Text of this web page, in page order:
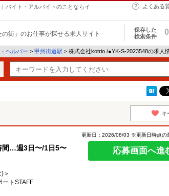
バイト・アルバイトのことならイ
よくある
の街」のお仕事が探せる求人サイト
保存した
検索条件
0
ヘルパー > 甲州街道駅 > 株式会社kotrio /●YK-S-2023548の求人
キ
間…週3日〜/1日5〜
更新日：2026/08/03 ※更新日時点の
応募画面へ進
＞
トSTAFF